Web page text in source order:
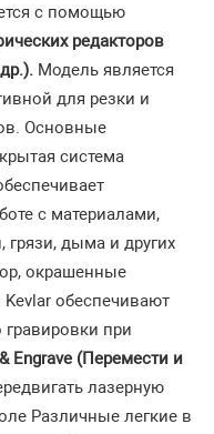
с помощью
редакторов
Модель является
для резки и
Основные
система
с материалами,
дыма и других
окрашенные
обеспечивают
гравировки при
Engrave (Перемести и
лазерную
Различные легкие в